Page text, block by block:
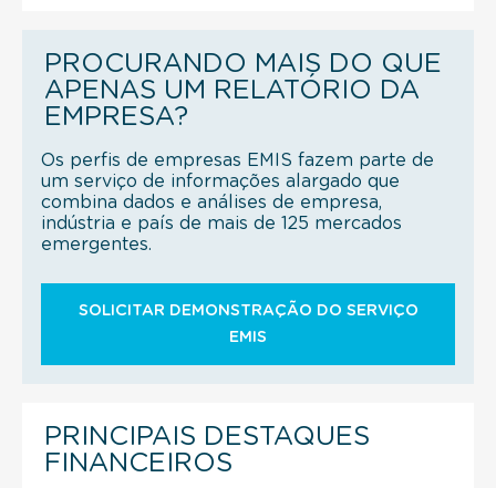
PROCURANDO MAIS DO QUE
APENAS UM RELATÓRIO DA
EMPRESA?
Os perfis de empresas EMIS fazem parte de
um serviço de informações alargado que
combina dados e análises de empresa,
indústria e país de mais de 125 mercados
emergentes.
SOLICITAR DEMONSTRAÇÃO DO SERVIÇO
EMIS
PRINCIPAIS DESTAQUES
FINANCEIROS